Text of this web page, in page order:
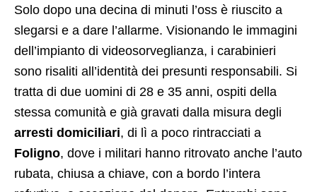
Solo dopo una decina di minuti l’oss è riuscito a
slegarsi e a dare l’allarme. Visionando le immagini
dell’impianto di videosorveglianza, i carabinieri
sono risaliti all’identità dei presunti responsabili. Si
tratta di due uomini di 28 e 35 anni, ospiti della
stessa comunità e già gravati dalla misura degli
arresti domiciliari, di lì a poco rintracciati a
Foligno, dove i militari hanno ritrovato anche l’auto
rubata, chiusa a chiave, con a bordo l’intera